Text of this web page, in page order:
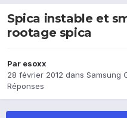
Spica instable et
rootage spica
Par esoxx
28 février 2012 dans Samsung
Réponses